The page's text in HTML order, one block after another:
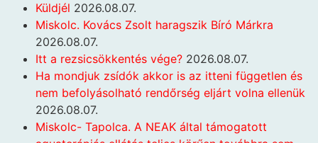
Küldjél 2026.08.07.
Miskolc. Kovács Zsolt haragszik Bíró Márkra
2026.08.07.
Itt a rezsicsökkentés vége? 2026.08.07.
Ha mondjuk zsídók akkor is az itteni független és
nem befolyásolható rendőrség eljárt volna ellenük
2026.08.07.
Miskolc- Tapolca. A NEAK által támogatott